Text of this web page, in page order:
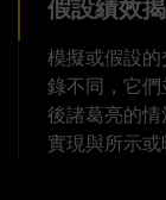
假設績效
模擬或假設
錄不同，它
後諸葛亮的
實現與所示或